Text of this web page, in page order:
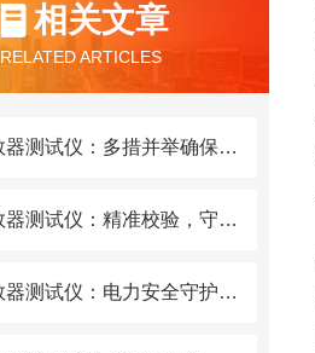
相关文章
RELATED ARTICLES
雷电计数器测试仪：多措并举确保测试结果精准可靠
雷电计数器测试仪：精准校验，守护电力与气象安全
雷电计数器测试仪：电力安全守护者的深度解析